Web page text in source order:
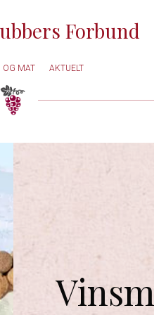
Forbund
OG MAT AKTUELT